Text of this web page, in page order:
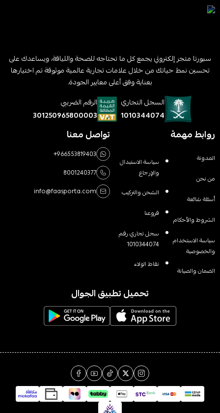
سبورتا متجر إلكتروني يجمع كل ما تحتاجه للصحة واللياقة، ويساعدك على
تحسين نمط حياتك من خلال علامات تجارية عالمية موثوقة تم اختيارها
بعناية وفق أعلى معايير الجودة.
السجل التجاري
1010344074
الرقم الضريبي
301250965800003
روابط مهمة
المدونة
من نحن
أسئلة شائعة
الشروط والأحكام
سياسة الاستخدام
والخصوصية
الضمان والصيانة
سياسة الاستبدال
والإرجاع
الشحن والتركيب
فروعنا
سجل تجاري رقم
1010344074
نقاط الولاء
تواصل معنا
+966553819403
8001240377
info@faasporta.com
تحميل تطبيق الجوال